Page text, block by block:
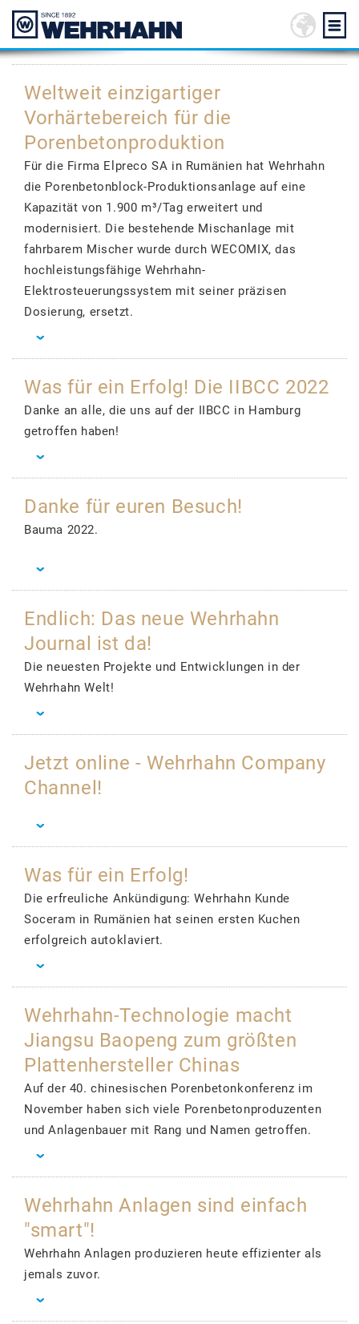
Weltweit einzigartiger
Vorhärtebereich für die
Porenbetonproduktion
Für die Firma Elpreco SA in Rumänien hat Wehrhahn
die Porenbetonblock-Produktionsanlage auf eine
Kapazität von 1.900 m³/Tag erweitert und
modernisiert. Die bestehende Mischanlage mit
fahrbarem Mischer wurde durch WECOMIX, das
hochleistungsfähige Wehrhahn-
Elektrosteuerungssystem mit seiner präzisen
Dosierung, ersetzt.
Was für ein Erfolg! Die IIBCC 2022
Danke an alle, die uns auf der IIBCC in Hamburg
getroffen haben!
Danke für euren Besuch!
Bauma 2022.
Endlich: Das neue Wehrhahn
Journal ist da!
Die neuesten Projekte und Entwicklungen in der
Wehrhahn Welt!
Jetzt online - Wehrhahn Company
Channel!
Was für ein Erfolg!
Die erfreuliche Ankündigung: Wehrhahn Kunde
Soceram in Rumänien hat seinen ersten Kuchen
erfolgreich autoklaviert.
Wehrhahn-Technologie macht
Jiangsu Baopeng zum größten
Plattenhersteller Chinas
Auf der 40. chinesischen Porenbetonkonferenz im
November haben sich viele Porenbetonproduzenten
und Anlagenbauer mit Rang und Namen getroffen.
Wehrhahn Anlagen sind einfach
"smart"!
Wehrhahn Anlagen produzieren heute effizienter als
jemals zuvor.